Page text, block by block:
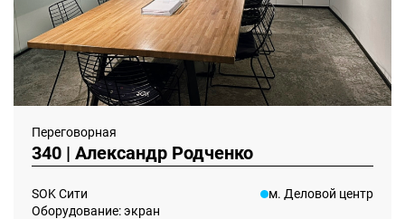
Переговорная
340 | Александр Родченко
SOK Сити
м. Деловой центр
Оборудование: экран